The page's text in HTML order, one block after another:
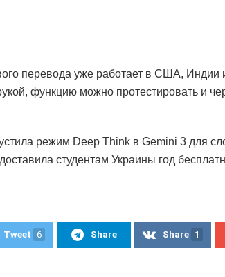
перевода уже работает в США, Индии
функцию можно протестировать и
режим Deep Think в Gemini 3 для
студентам Украины год
Tweet 6 Share Share 1